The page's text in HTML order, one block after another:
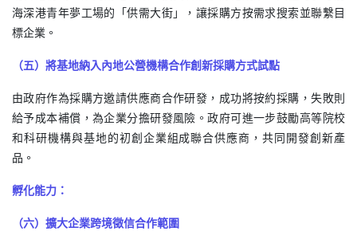
海深港青年夢工場的「供需大街」，讓採購方按需求搜索並聯繫目
標企業。
（五）將基地納入內地公營機構合作創新採購方式試點
由政府作為採購方邀請供應商合作研發，成功將按約採購，失敗則
給予成本補償，為企業分擔研發風險。政府可進一步鼓勵高等院校
和科研機構與基地的初創企業組成聯合供應商，共同開發創新產
品。
孵化能力：
（六）擴大企業跨境徵信合作範圍